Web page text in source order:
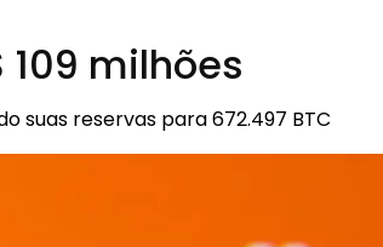
milhões
suas reservas para 672.497 BTC